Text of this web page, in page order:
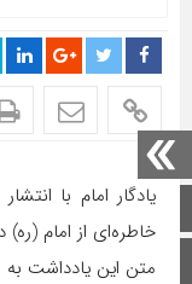
صفحه اصلی
اینستاگرام
یادگار امام با
خاطره‌ای از امام
متن این یادداشت